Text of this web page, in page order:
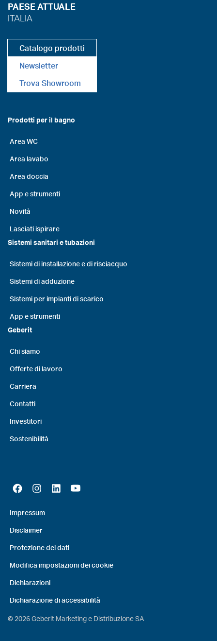
PAESE ATTUALE
ITALIA
Catalogo prodotti
Newsletter
Trova Showroom
Prodotti per il bagno
Area WC
Area lavabo
Area doccia
App e strumenti
Novità
Lasciati ispirare
Sistemi sanitari e tubazioni
Sistemi di installazione e di risciacquo
Sistemi di adduzione
Sistemi per impianti di scarico
App e strumenti
Geberit
Chi siamo
Offerte di lavoro
Carriera
Contatti
Investitori
Sostenibilità
Impressum
Disclaimer
Protezione dei dati
Modifica impostazioni dei cookie
Dichiarazioni
Dichiarazione di accessibilità
© 2026Geberit Marketing e Distribuzione SA